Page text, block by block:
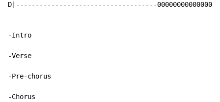
D|------------------------------------00000000000000-|
-Intro
-Verse
-Pre-chorus
-Chorus